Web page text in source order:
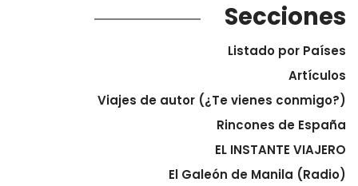
Secciones
Listado por Países
Artículos
Viajes de autor (¿Te vienes conmigo?)
Rincones de España
EL INSTANTE VIAJERO
El Galeón de Manila (Radio)